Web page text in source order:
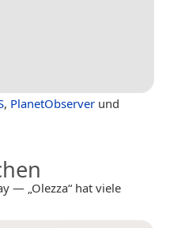
, PlanetObserver und
— „Olezza“ hat viele